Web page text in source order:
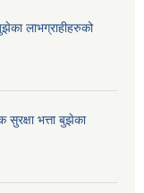
लाभग्राहीहरुको
सुरक्षा भत्ता बुझेका